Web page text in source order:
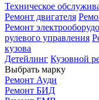
Техническое
Ремонт двигателя
Ремонт
рулевого управления
кузова
Детейлинг Кузовной
Выбрать марку
Ремонт Ауди
Ремонт БИД